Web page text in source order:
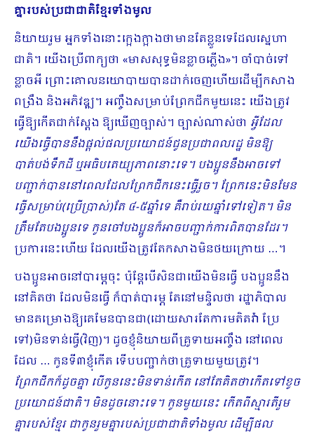
គ្នារបស់ប្រជាជាតិខ្មែរទាំងមូល
និយាយរួម អ្នកទាំងនោះក្អេងក្អាងថាមានតែខ្លួនទេដែលស្នេហា
ជាតិ។ យើងប្រើពាក្យថា «មាសសុទ្ធមិនខ្លាចភ្លើង​»។ ចាំបាច់ទៅ
ខ្លាចអី ព្រោះគោលនយោបាយបានដាក់ចេញហើយដើម្បីកសាង
ពង្រឹង និងអភិវឌ្ឍ។ អញ្ចឹងសម្រាប់ព្រែកជីកមួយនេះ យើងត្រូវ
ធ្វើឱ្យកើតជាក់ស្តែង ឱ្យឃើញច្បាស់។ ច្បាស់ណាស់ថា អ្វីដែល
យើងធ្វើបាននឹងផ្ដល់ផលប្រយោជន៍ជូនប្រជាពលរដ្ឋ មិនឱ្យ
បាត់បង់ទឹកដី ឬអធិបតេយ្យភាពនោះទេ។ បងប្អូននឹងអាចទៅ
បញ្ជាក់បាននៅពេលដែលព្រែកជីកនេះធ្វើរួច។ ព្រែកនេះមិនមែន
ធ្វើសម្រាប់(ប្រើប្រាស់)តែ ៤-៥ឆ្នាំទេ គឺរាប់រយ​ឆ្នាំទៅទៀត។ មិន
ត្រឹមតែបងប្អូនទេ កូនចៅបងប្អូនក៏អាចបញ្ជាក់ការពិតបានដែរ។
ប្រការនេះហើយ ដែលយើងត្រូវតែកសាងមិនថយក្រោយ …។
បងប្អូនអាចនៅបារម្ភចុះ ប៉ុន្តែបើសិនជាយើងមិនធ្វើ បងប្អូននឹង
នៅគិតថា ដែលមិនធ្វើ ក៏បាត់បារម្ភ តែនៅមន្ទិលថា រដ្ឋាភិបាល
មានគម្រោងឱ្យគេមែនបានជា(ដោយសារតែការមតិតវ៉ា ប្រែ
ទៅ)មិនទាន់ធ្វើ(វិញ)។ ដូចខ្ញុំនិយាយពីគ្រូទាយអញ្ចឹង នៅពេល
ដែល … កូនទី៣ខ្ញុំកើត ទើបបញ្ជាក់ថាគ្រូទាយមួយត្រូវ។
ព្រែកជីកក៏ដូចគ្នា បើកូននេះមិនទាន់កើត នៅតែគិតថាកើតទៅខូច
ប្រយោជន៍ជាតិ។ មិនដូចនោះទេ។ កូនមួយនេះ កើតពីស្មារតីរួម
គ្នារបស់ខ្មែរ ជាកូនរួមគ្នារបស់ប្រជាជាតិទាំងមូល ដើម្បីផល